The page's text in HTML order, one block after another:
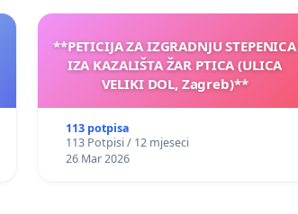
**PETICIJA ZA IZGRADNJU STEPENICA
IZA KAZALIŠTA ŽAR PTICA (ULICA
VELIKI DOL, Zagreb)**
113 potpisa
113 Potpisi / 12 mjeseci
26 Mar 2026